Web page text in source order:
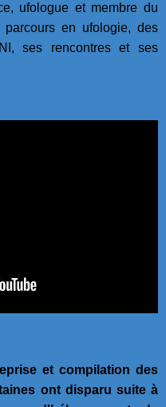
ufologue et membre du
en ufologie, des
ses rencontres et ses
et compilation des
ont disparu suite à